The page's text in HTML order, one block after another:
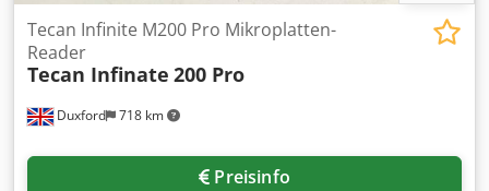
Duxford 718 km
Tecan Infinite M200 Pro Mikroplatten-
Reader
Tecan Infinate 200 Pro
Preisinfo